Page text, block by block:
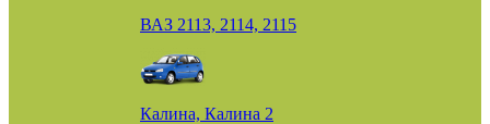
ВАЗ 2113, 2114, 2115
Калина, Калина 2